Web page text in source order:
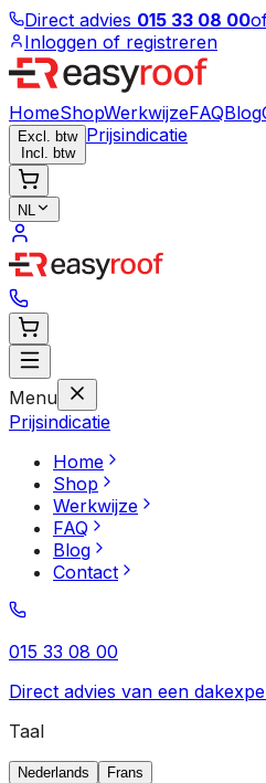
Direct advies 015 33 08 00
Inloggen of registreren
HomeShopWerkwijzeFAQBlog
Excl. btw
Incl. btw
Prijsindicatie
NL
Menu
Prijsindicatie
Home
Shop
Werkwijze
FAQ
Blog
Contact
015 33 08 00
Direct advies van een
Taal
Nederlands Frans